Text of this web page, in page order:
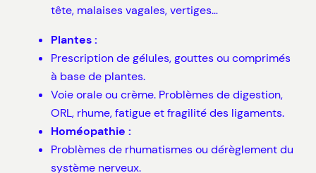
tête, malaises vagales, vertiges…
Plantes :
Prescription de gélules, gouttes ou comprimés
à base de plantes.
Voie orale ou crème. Problèmes de digestion,
ORL, rhume, fatigue et fragilité des ligaments.
Homéopathie :
Problèmes de rhumatismes ou dérèglement du
système nerveux.